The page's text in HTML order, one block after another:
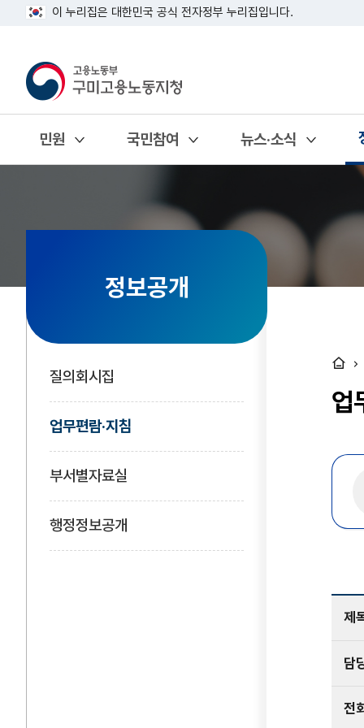
이 누리집은 대한민국 공식 전자정부 누리집입니다.
민원
열기
국민참여
열기
뉴스·소식
열기
정보공개
질의회시집
업무편람·지침
부서별자료실
행정정보공개
업
제
담
전